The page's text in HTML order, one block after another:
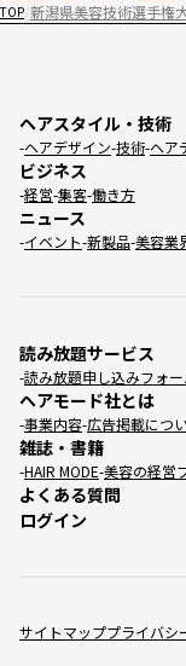
TOP 新潟県美容技術選手権
サイトマッププライバシ
ヘアスタイル・技術
ヘアデザイン 技術 ヘア
ビジネス
経営 集客 働き方
ニュース
イベント 新製品 美容業
読み放題サービス
読み放題申し込みフォー
ヘアモード社とは
事業内容 広告掲載につ
雑誌・書籍
HAIR MODE 美容の経営
よくある質問
ログイン